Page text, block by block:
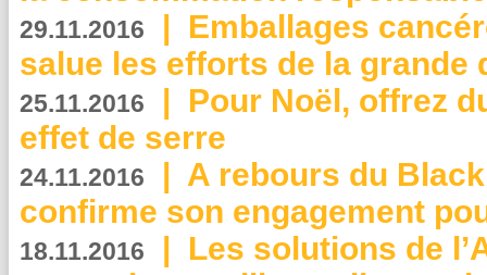
29.11.2016 | Emballages
salue les efforts de la grande
25.11.2016 | Pour Noël, offrez
effet de serre
24.11.2016 | A rebours du
confirme son engagement
18.11.2016 | Les solutions de